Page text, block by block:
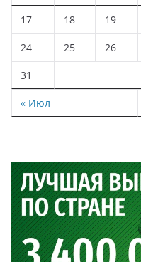
« Июл
17 18 19
24 25 26
31